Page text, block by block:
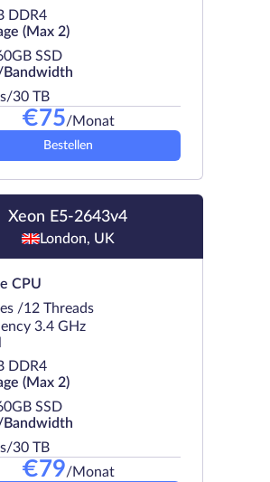
DDR4
(Max 2)
SSD
Bandwidth
30 TB
€75/Monat
Bestellen
Xeon E5-2643v4
London, UK
CPU
/12 Threads
3.4 GHz
DDR4
(Max 2)
SSD
Bandwidth
30 TB
€79/Monat